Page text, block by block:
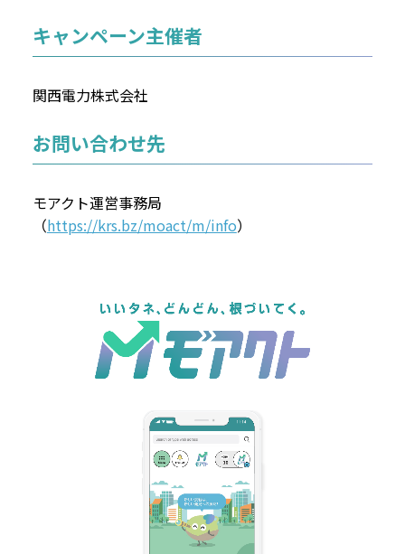
キャンペーン主催者
関西電力株式会社
お問い合わせ先
モアクト運営事務局
（https://krs.bz/moact/m/info）